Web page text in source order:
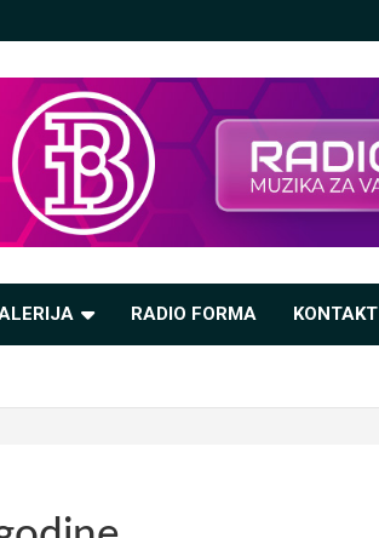
RADIO FORMA KONTAKT